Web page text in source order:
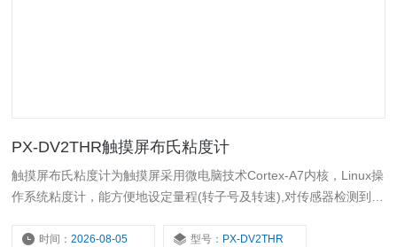
PX-DV2THR触摸屏布氏粘度计
触摸屏布氏粘度计为触摸屏采用微电脑技术Cortex-A7内核，Linux操
作系统粘度计，能方便地设定量程(转子号及转速),对传感器检测到的
号、转速、时间、剪切速率、剪切应力被测液体的粘度值，当前转速
时间：2026-08-05 型号： PX-DV2THR